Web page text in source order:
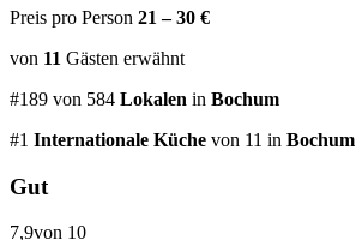
Preis pro Person 21 – 30 €
von 11 Gästen erwähnt
#189 von 584 Lokalen in Bochum
#1 Internationale Küche von 11 in Bochum
Gut
7,9von 10